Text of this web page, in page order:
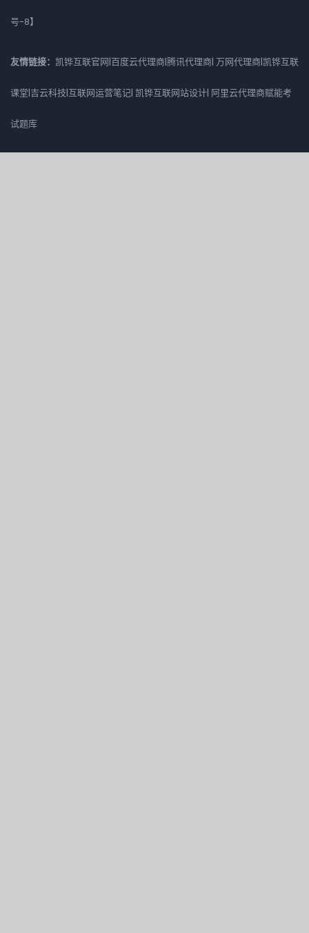
号-8】
友情链接： 凯铧互联官网|百度云代理商|腾讯代理商| 万网代理商|凯铧互联
课堂|吉云科技|互联网运营笔记| 凯铧互联网站设计| 阿里云代理商赋能考
试题库